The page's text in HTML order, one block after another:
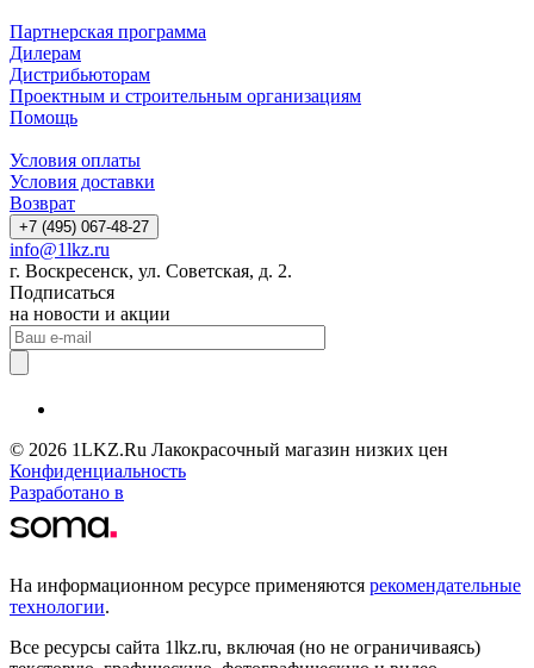
Партнерская программа
Дилерам
Дистрибьюторам
Проектным и строительным организациям
Помощь
Условия оплаты
Условия доставки
Возврат
+7 (495) 067-48-27
info@1lkz.ru
г. Воскресенск, ул. Советская, д. 2.
Подписаться
на новости и акции
© 2026 1LKZ.Ru Лакокрасочный магазин низких цен
Конфиденциальность
Разработано в
На информационном ресурсе применяются рекомендательные
технологии.
Все ресурсы сайта 1lkz.ru, включая (но не ограничиваясь)